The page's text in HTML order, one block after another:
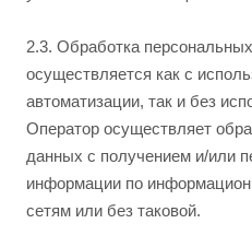
2.3. Обработка
осуществляется как с
автоматизации, так и без
Оператор осуществляет
данных с получением и/или
информации по
сетям или без таковой.